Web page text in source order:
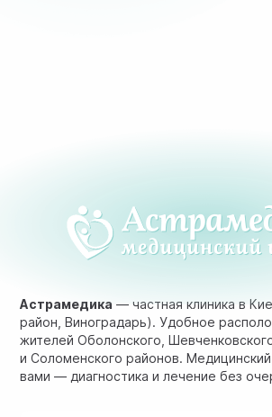
Астрамедика — частная клиника в
район, Виноградарь). Удобное
жителей Оболонского,
и Соломенского районов.
вами — диагностика и лечение без